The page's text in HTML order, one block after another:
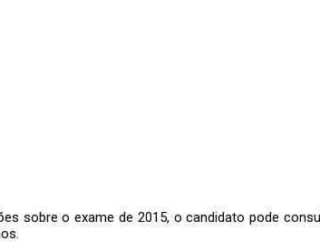
sobre o exame de 2015, o candidato pode